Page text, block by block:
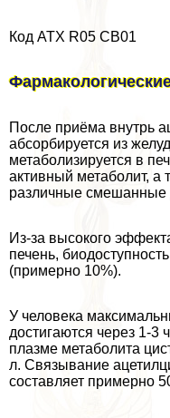
Код АТХ R05 CB01
После приёма внутрь
абсорбируется из
метаболизируется в
активный метаболит, а
различные смешанные
Из-за высокого
печень,
(примерно 10%).
У человека
достигаются через 1-3
плазме метаболита
л. Связывание
составляет примерно